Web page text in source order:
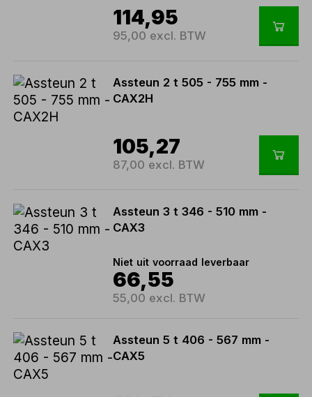
114,95
95,00 excl. BTW
Assteun 2 t 505 - 755 mm -
CAX2H
105,27
87,00 excl. BTW
Assteun 3 t 346 - 510 mm -
CAX3
Niet uit voorraad leverbaar
66,55
55,00 excl. BTW
Assteun 5 t 406 - 567 mm -
CAX5